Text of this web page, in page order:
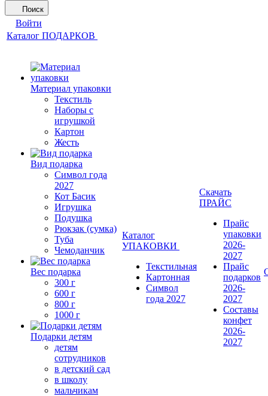
Поиск
Войти
Каталог ПОДАРКОВ
Материал упаковки
Текстиль
Наборы с
игрушкой
Картон
Жесть
Вид подарка
Символ года
2027
Кот Басик
Игрушка
Подушка
Рюкзак (сумка)
Туба
Чемоданчик
Вес подарка
300 г
600 г
800 г
1000 г
Подарки детям
детям
сотрудников
в детский сад
в школу
мальчикам
Каталог
УПАКОВКИ
Текстильная
Картонная
Символ
года 2027
Скачать
ПРАЙС
Прайс
упаковки
2026-
2027
Прайс
подарков
2026-
2027
Составы
конфет
2026-
2027